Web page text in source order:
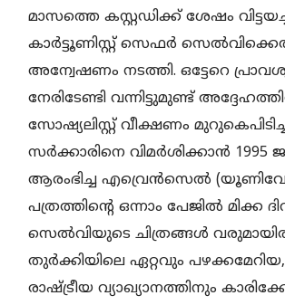
മാസത്തെ കസ്റ്റഡിക്ക് ശേഷം
കാർട്ടൂണിസ്റ്റ് സെഫർ
അന്വേഷണം നടത്തി. ഒട്ടേറെ
നേരിടേണ്ടി വന്നിട്ടുമുണ്ട്
സോഷ്യലിസ്റ്റ് വീക്ഷണം
സർക്കാരിനെ വിമർശിക്കാൻ
ആരംഭിച്ച എവ്രെൻസെൽ
പത്രത്തിന്റെ ഒന്നാം പേജിൽ മിക്ക
സെൽവിയുടെ ചിത്രങ്ങൾ
തുർക്കിയിലെ ഏറ്റവും
രാഷ്ട്രീയ വ്യാഖ്യാനത്തിനും